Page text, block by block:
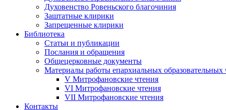
Духовенство Ровеньского благочиния
Заштатные клирики
Запрещенные клирики
Библиотека
Статьи и публикации
Послания и обращения
Общецерковные документы
Материалы работы епархиальных образовательных
V Митрофановские чтения
VI Митрофановские чтения
VII Митрофановские чтения
Контакты